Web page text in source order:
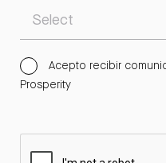
Acepto recibir
Prosperity